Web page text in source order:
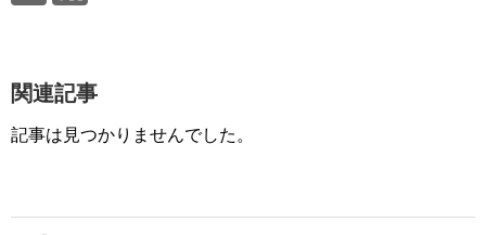
関連記事
記事は見つかりませんでした。